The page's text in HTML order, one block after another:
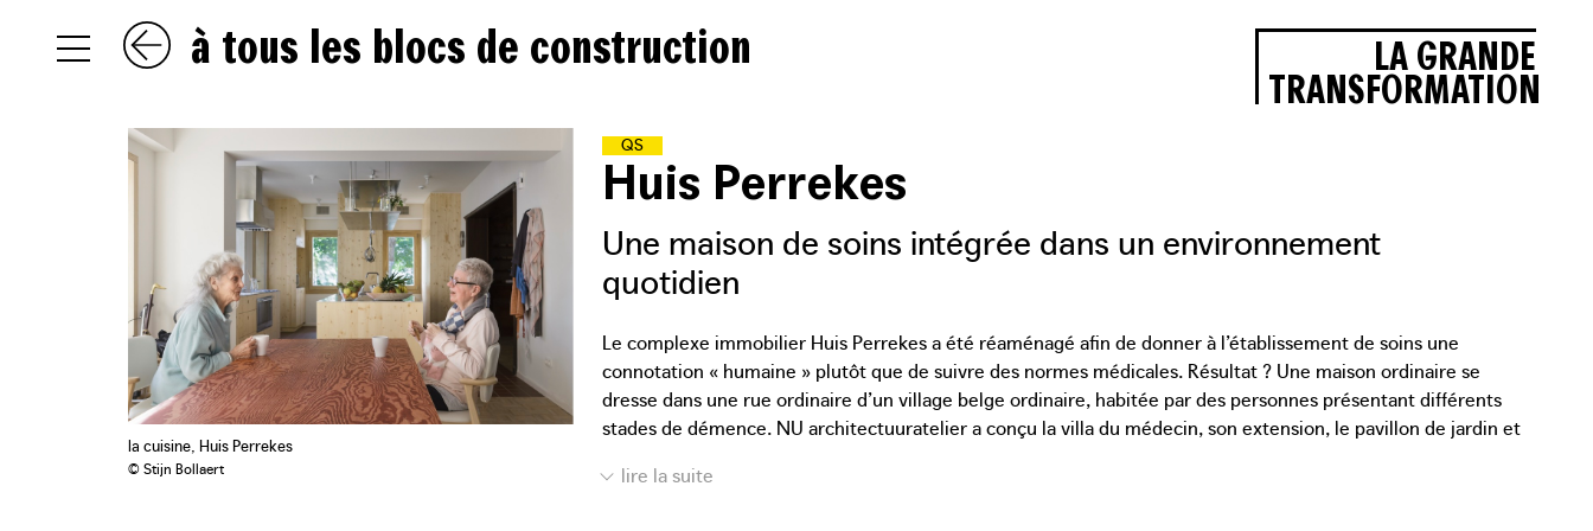
à tous les blocs de construction LA GRANDE
TRANSFORMATION
la cuisine, Huis Perrekes
© Stijn Bollaert
QU
A
R
T
IE
R
S
Huis Perrekes
Une maison de soins intégrée dans un environnement
quotidien
Le complexe immobilier Huis Perrekes a été réaménagé afin de donner à l’établissement de soins une
connotation « humaine » plutôt que de suivre des normes médicales. Résultat ? Une maison ordinaire se
dresse dans une rue ordinaire d’un village belge ordinaire, habitée par des personnes présentant différents
stades de démence. NU architectuuratelier a conçu la villa du médecin, son extension, le pavillon de jardin et
autonome. Dans la cuisine ouverte de la villa, les résidents et leurs visiteurs préparent des plats qu’ils